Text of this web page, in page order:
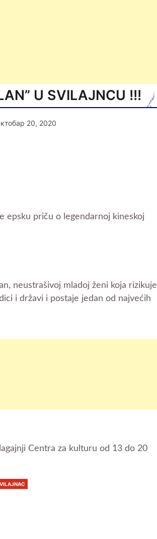
U SVILAJNCU !!!
20, 2020
epsku priču o legendarnoj kineskoj
neustrašivoj mladoj ženi koja rizikuje
i državi i postaje jedan od najvećih
Centra za kulturu od 13 do 20